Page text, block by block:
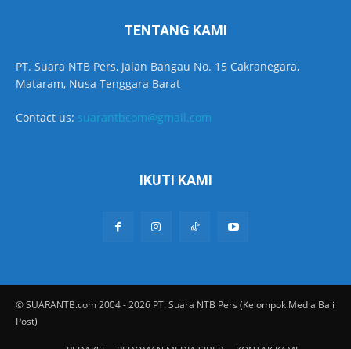
TENTANG KAMI
PT. Suara NTB Pers, Jalan Bangau No. 15 Cakranegara,
Mataram, Nusa Tenggara Barat
Contact us: suarantbcom@gmail.com
IKUTI KAMI
© SUARANTB.com 2004 - 2026 PT. Suara NTB Pers (Kelompok Media Bali
Post)